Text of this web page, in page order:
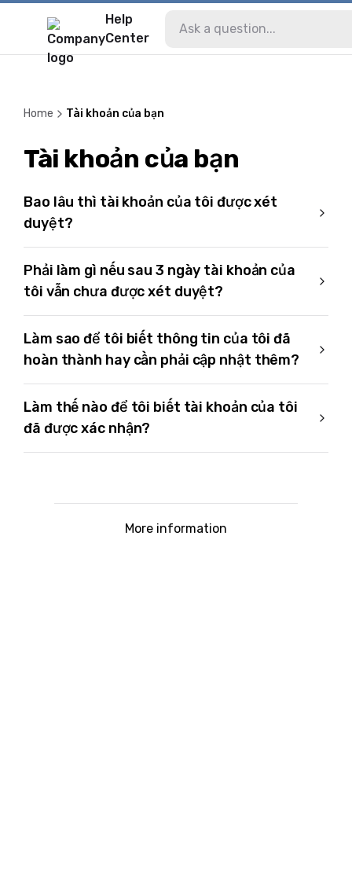
Help
Center
Home Tài khoản của bạn
Tài khoản của bạn
Bao lâu thì tài khoản của tôi được xét
duyệt?
Phải làm gì nếu sau 3 ngày tài khoản của
tôi vẫn chưa được xét duyệt?
Làm sao để tôi biết thông tin của tôi đã
hoàn thành hay cần phải cập nhật thêm?
Làm thế nào để tôi biết tài khoản của tôi
đã được xác nhận?
More information